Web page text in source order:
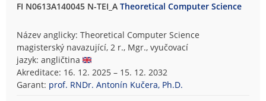
FI N0613A140045 N-TEI_ATheoretical Computer Science
Název anglicky: Theoretical Computer Science
magisterský navazující, 2 r., Mgr., vyučovací
jazyk: angličtina
Akreditace: 16. 12. 2025 – 15. 12. 2032
Garant: prof. RNDr. Antonín Kučera, Ph.D.